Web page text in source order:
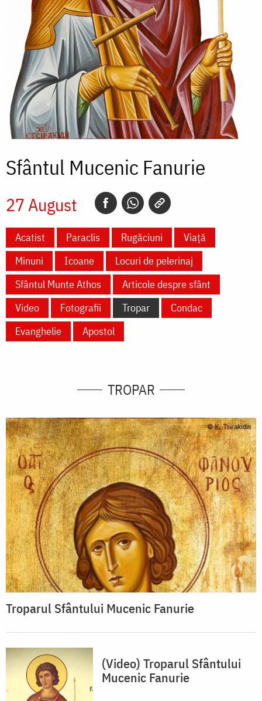
Sfântul Mucenic Fanurie
27 August
Acatist Paraclis Rugăciuni
Viață
Minuni
Icoane
Locuri de pelerinaj
Sfântul Munte Athos
Articole despre sfânt
Video
Fotografii Tropar
Condac
Evanghelie
Apostol
TROPAR
Troparul Sfântului Mucenic Fanurie
(Video) Troparul Sfântului
Mucenic Fanurie